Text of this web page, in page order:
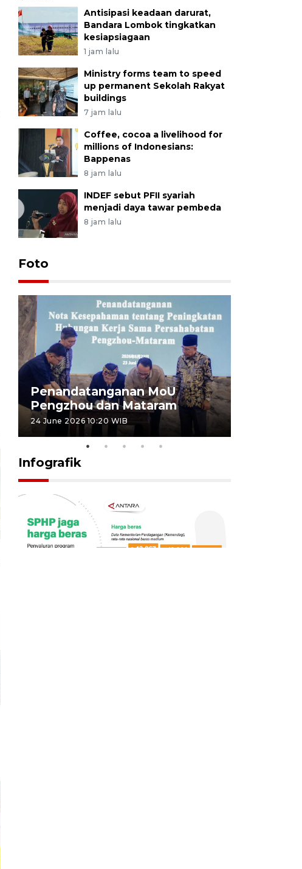
Antisipasi keadaan darurat,
Bandara Lombok tingkatkan
kesiapsiagaan
1 jam lalu
Ministry forms team to speed
up permanent Sekolah Rakyat
buildings
7 jam lalu
Coffee, cocoa a livelihood for
millions of Indonesians:
Bappenas
8 jam lalu
INDEF sebut PFII syariah
menjadi daya tawar pembeda
8 jam lalu
Foto
Penandatanganan MoU
Pengzhou dan Mataram
24 June 2026 10:20 WIB
Infografik